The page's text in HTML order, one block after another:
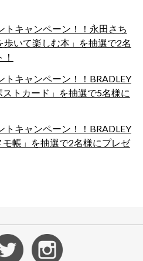
トキャンペーン！！永田さち
歩いて楽しむ本」を抽選で2名
トキャンペーン！！BRADLEY
ストカード」を抽選で5名様に
トキャンペーン！！BRADLEY
モ帳」を抽選で2名様にプレゼ